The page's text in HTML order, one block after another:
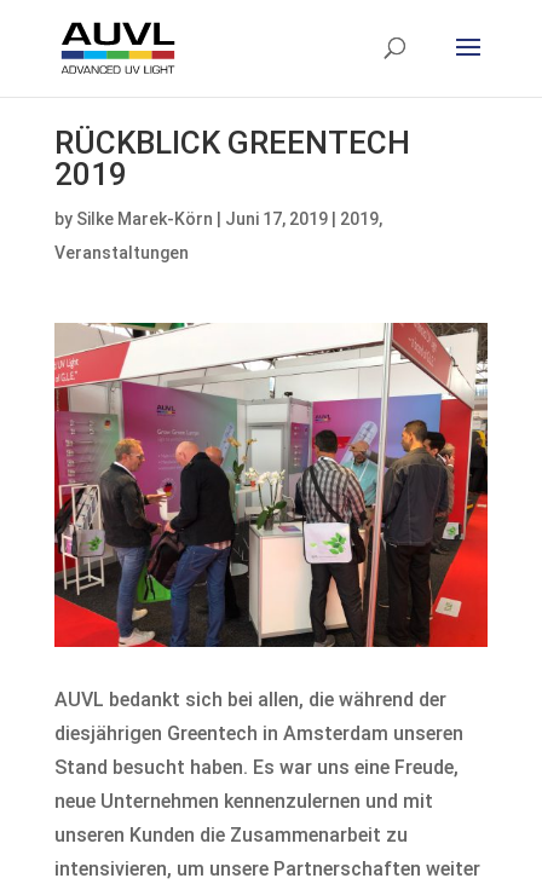
RÜCKBLICK GREENTECH
2019
by Silke Marek-Körn Juni 17, 2019| 2019,
Veranstaltungen
AUVL bedankt sich bei allen, die während der
diesjährigen Greentech in Amsterdam unseren
Stand besucht haben. Es war uns eine Freude,
neue Unternehmen kennenzulernen und mit
unseren Kunden die Zusammenarbeit zu
intensivieren, um unsere Partnerschaften weiter